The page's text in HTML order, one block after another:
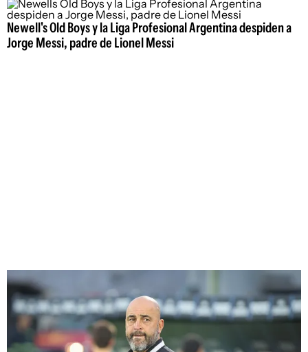
Newell's Old Boys y la Liga Profesional Argentina despiden a
Jorge Messi, padre de Lionel Messi